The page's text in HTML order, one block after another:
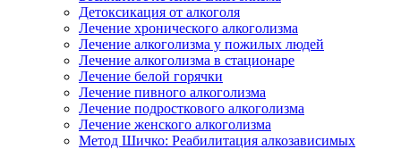
Детоксикация от алкоголя
Лечение хронического алкоголизма
Лечение алкоголизма у пожилых людей
Лечение алкоголизма в стационаре
Лечение белой горячки
Лечение пивного алкоголизма
Лечение подросткового алкоголизма
Лечение женского алкоголизма
Метод Шичко: Реабилитация алкозависимых